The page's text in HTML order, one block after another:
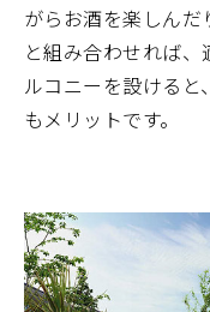
がらお酒を楽しん
と組み合わせれば
ルコニーを設ける
もメリットです。